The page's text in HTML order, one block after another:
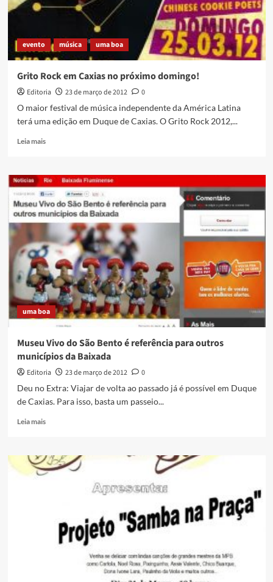
evento música uma boa
Grito Rock em Caxias no próximo domingo!
Editoria 23 de março de 2012
0
O maior festival de música independente da América Latina
terá uma edição em Duque de Caxias. O Grito Rock 2012,...
Leia maisRead
Grito
Rock
em
Caxias
no
próximo
domingo!
uma boa
Museu Vivo do São Bento é referência para outros
municípios da Baixada
Editoria 23 de março de 2012
0
Deu no Extra: Viajar de volta ao passado já é possível em Duque
de Caxias. Para isso, basta um passeio...
Leia maisRead
Museu
Vivo
do
referência
outros